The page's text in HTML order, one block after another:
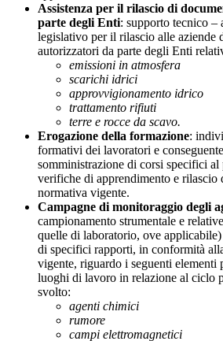
Assistenza per il rilascio di
parte degli Enti: supporto tecnico –
legislativo per il rilascio alle aziende
autorizzatori da parte degli Enti
emissioni in atmosfera
scarichi idrici
approvvigionamento idrico
trattamento rifiuti
terre e rocce da scavo.
Erogazione della formazione:
formativi dei lavoratori e
somministrazione di corsi specifici al
verifiche di apprendimento e rilascio
normativa vigente.
Campagne di monitoraggio degli
campionamento strumentale e
quelle di laboratorio, ove applicabile)
di specifici rapporti, in conformità
vigente, riguardo i seguenti elementi
luoghi di lavoro in relazione al ciclo
svolto:
agenti chimici
rumore
campi elettromagnetici